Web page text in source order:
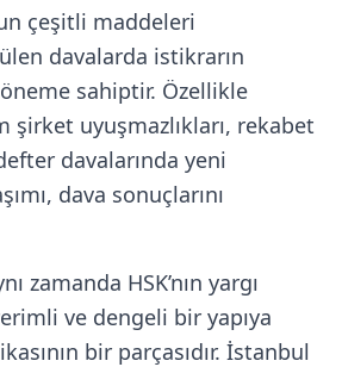
çeşitli maddeleri
davalarda istikrarın
sahiptir. Özellikle
şirket uyuşmazlıkları, rekabet
davalarında yeni
dava sonuçlarını
zamanda HSK’nın yargı
ve dengeli bir yapıya
bir parçasıdır. İstanbul